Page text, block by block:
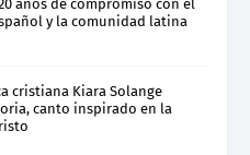
años de compromiso con el
y la comunidad latina
cristiana Kiara Solange
canto inspirado en la